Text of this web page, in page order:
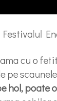
cu o
pe
hol, poate